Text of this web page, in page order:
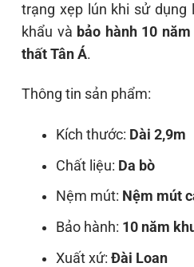
trạng xẹp lún khi sử
khẩu và bảo hành 10
thất Tân Á.
Thông tin sản phẩm:
Kích thước: Dài 2,9m
Chất liệu: Da bò
Nệm mút: Nệm mút
Bảo hành: 10 năm
Xuất xứ: Đài Loan